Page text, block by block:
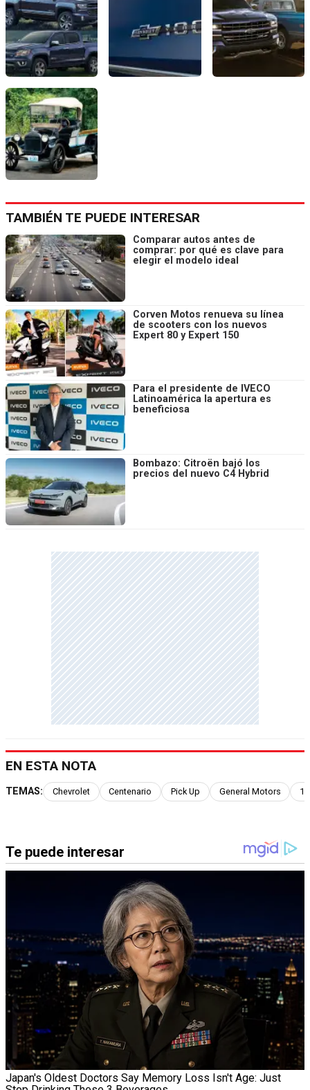
TAMBIÉN TE PUEDE INTERESAR
Comparar autos antes de
comprar: por qué es clave para
elegir el modelo ideal
Corven Motos renueva su línea
de scooters con los nuevos
Expert 80 y Expert 150
Para el presidente de IVECO
Latinoamérica la apertura es
beneficiosa
Bombazo: Citroën bajó los
precios del nuevo C4 Hybrid
EN ESTA NOTA
TEMAS: Chevrolet Centenario Pick Up General Motors